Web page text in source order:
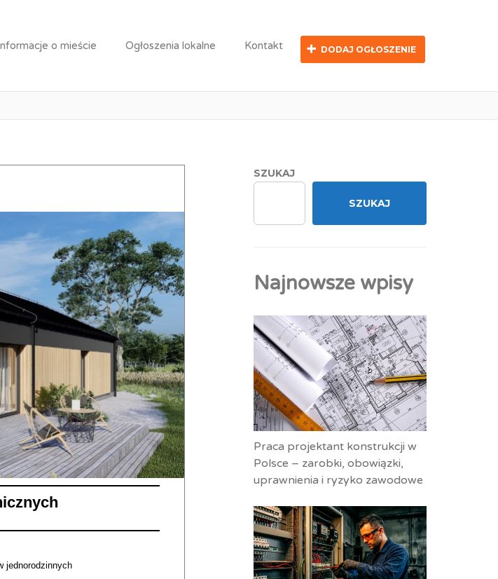
o mieście Ogłoszenia lokalne Kontakt DODAJ OGŁOSZENIE
technicznych
jednorodzinnych
SZUKAJ
SZUKAJ
Najnowsze wpisy
Praca projektant konstrukcji w
Polsce – zarobki, obowiązki,
uprawnienia i ryzyko zawodowe